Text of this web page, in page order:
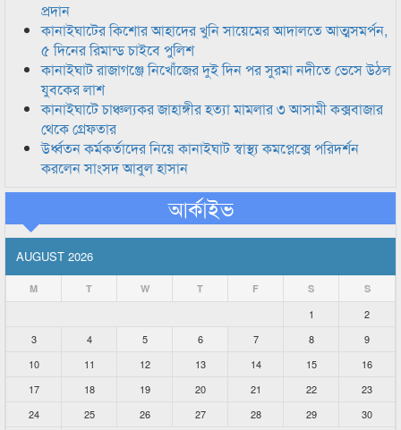
প্রদান
কানাইঘাটের কিশোর আহাদের খুনি সায়েমের আদালতে আত্মসমর্পন,
৫ দিনের রিমান্ড চাইবে পুলিশ
কানাইঘাট রাজাগঞ্জে নিখোঁজের দুই দিন পর সুরমা নদীতে ভেসে উঠল
যুবকের লাশ
কানাইঘাটে চাঞ্চল্যকর জাহাঙ্গীর হত্যা মামলার ৩ আসামী কক্সবাজার
থেকে গ্রেফতার
উর্ধ্বতন কর্মকর্তাদের নিয়ে কানাইঘাট স্বাস্থ্য কমপ্লেক্সে পরিদর্শন
করলেন সাংসদ আবুল হাসান
আর্কাইভ
AUGUST 2026
M T W T F S S
1
2
3
4 5 6 7 8
9
10
11 12 13 14 15
16
17
18 19 20 21 22
23
24
25 26 27 28 29 30